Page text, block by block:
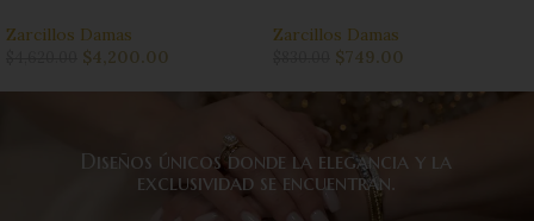
Zarcillos Damas
$4,200.00
Zarcillos Damas
$749.00
Diseños únicos donde la elegancia y la
exclusividad se encuentran.